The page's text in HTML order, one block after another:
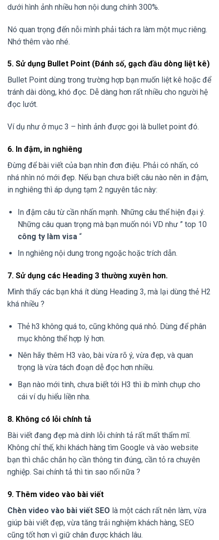
dưới hình ảnh nhiều hơn nội dung chính 300%.
Nó quan trọng đến nỗi mình phải tách ra làm một mục riêng.
Nhớ thêm vào nhé.
5. Sử dụng Bullet Point (Đánh số, gạch đầu dòng liệt kê)
Bullet Point dùng trong trường hợp bạn muốn liệt kê hoặc để
tránh dài dòng, khó đọc. Dễ dàng hơn rất nhiều cho người hệ
đọc lướt.
Ví dụ như ở mục 3 – hình ảnh được gọi là bullet point đó.
6. In đậm, in nghiêng
Đừng để bài viết của bạn nhìn đơn điệu. Phải có nhấn, có
nhá nhìn nó mới đẹp. Nếu bạn chưa biết câu nào nên in đậm,
in nghiêng thì áp dụng tạm 2 nguyên tắc này:
In đậm câu từ cần nhấn mạnh. Những câu thể hiện đại ý.
Những câu quan trọng mà bạn muốn nói VD như ” top 10
công ty làm visa “
In nghiêng nội dung trong ngoặc hoặc trích dẫn.
7. Sử dụng các Heading 3 thường xuyên hơn.
Mình thấy các bạn khá ít dùng Heading 3, mà lại dùng thẻ H2
khá nhiều ?
Thẻ h3 không quá to, cũng không quá nhỏ. Dùng để phân
mục không thể hợp lý hơn.
Nên hãy thêm H3 vào, bài vừa rõ ý, vừa đẹp, và quan
trọng là vừa tách đoạn dễ đọc hơn nhiều.
Bạn nào mới tinh, chưa biết tới H3 thì ib mình chụp cho
cái ví dụ hiểu liền nha.
8. Không có lỗi chính tả
Bài viết đang đẹp mà dính lỗi chính tả rất mất thẩm mĩ.
Không chỉ thế, khi khách hàng tìm Google và vào website
bạn thì chắc chắn họ cần thông tin đúng, cần tỏ ra chuyên
nghiệp. Sai chính tả thì tin sao nổi nữa ?
9. Thêm video vào bài viết
Chèn video vào bài viết SEO là một cách rất nên làm, vừa
giúp bài viết đẹp, vừa tăng trải nghiệm khách hàng, SEO
cũng tốt hơn vì giữ chân được khách lâu.